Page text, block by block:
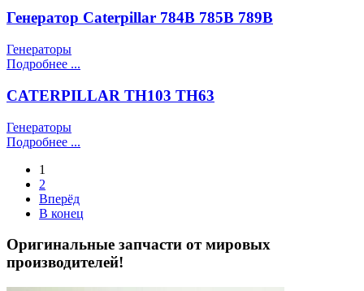
Генератор Caterpillar 784B 785B 789B
Генераторы
Подробнее ...
CATERPILLAR TH103 TH63
Генераторы
Подробнее ...
1
2
Вперёд
В конец
Оригинальные запчасти от мировых
производителей!